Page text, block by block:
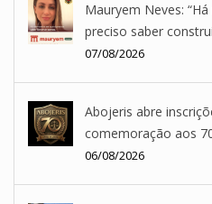
Mauryem Neves:
preciso saber
07/08/2026
Abojeris abre
comemoração aos
06/08/2026